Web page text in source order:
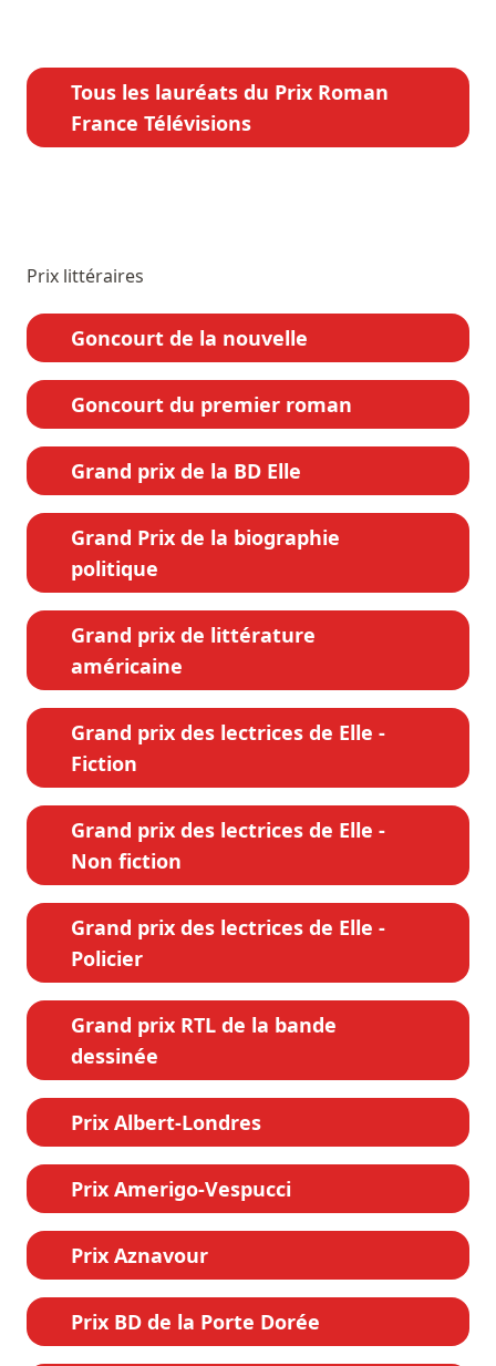
Tous les lauréats du Prix Roman
France Télévisions
Prix littéraires
Goncourt de la nouvelle
Goncourt du premier roman
Grand prix de la BD Elle
Grand Prix de la biographie
politique
Grand prix de littérature
américaine
Grand prix des lectrices de Elle -
Fiction
Grand prix des lectrices de Elle -
Non fiction
Grand prix des lectrices de Elle -
Policier
Grand prix RTL de la bande
dessinée
Prix Albert-Londres
Prix Amerigo-Vespucci
Prix Aznavour
Prix BD de la Porte Dorée